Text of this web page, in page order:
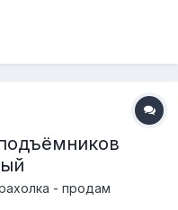
ошмётков сухарей и
Однако,
- продам